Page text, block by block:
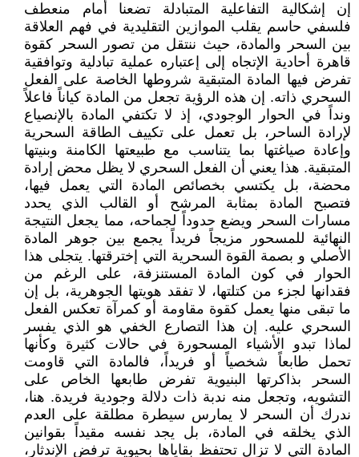
إن إشكالية التفاعلية المتبادلة تضعنا أمام منعطف
فلسفي حاسم يقلب الموازين التقليدية في فهم العلاقة
بين السحر والمادة، حيث ننتقل من تصور السحر كقوة
قاهرة أحادية الإتجاه إلى إعتباره عملية تبادلية وتوافقية
تفرض فيها المادة المتبقية شروطها الخاصة على الفعل
السحري ذاته. إن هذه الرؤية تجعل من المادة كياناً فاعلاً
ونداً في الحوار الوجودي، إذ لا تكتفي المادة بالإنصياع
لإرادة الساحر، بل تعمل على تكييف الطاقة السحرية
وإعادة صياغتها بما يتناسب مع طبيعتها الكامنة وبنيتها
المتبقية. هذا يعني أن الفعل السحري لا يظل محض إرادة
محضة، بل يكتسي بخصائص المادة التي يعمل فيها،
فتصبح المادة بمثابة المرشح أو القالب الذي يحدد
مسارات السحر ويضع حدوداً لجماحه، مما يجعل النتيجة
النهائية للمسحور مزيجاً فريداً يجمع بين جوهر المادة
الأصلي و بصمة القوة السحرية التي إخترقتها. يتجلى هذا
الحوار في كون المادة المستنزفة، على الرغم من
فقدانها لجزء من كتلتها، لا تفقد هويتها الجوهرية، بل إن
ما تبقى منها يعمل كقوة مقاومة أو كمرآة تعكس الفعل
السحري عليه. إن هذا التصارع الخفي هو الذي يفسر
لماذا تبدو الأشياء المسحورة في حالات كثيرة وكأنها
تحمل طابعاً شخصياً أو فريداً، فالمادة التي قاومت
السحر بذاكرتها البنيوية تفرض طابعها الخاص على
التشويه، وتجعل منه ندبة ذات دلالة وجودية فريدة. هنا،
ندرك أن السحر لا يمارس سيطرة مطلقة على العدم
الذي يخلقه في المادة، بل يجد نفسه مقيداً بقوانين
المادة التي لا تزال تحتفظ بقاياها بحيوية ترفض الإندثار،